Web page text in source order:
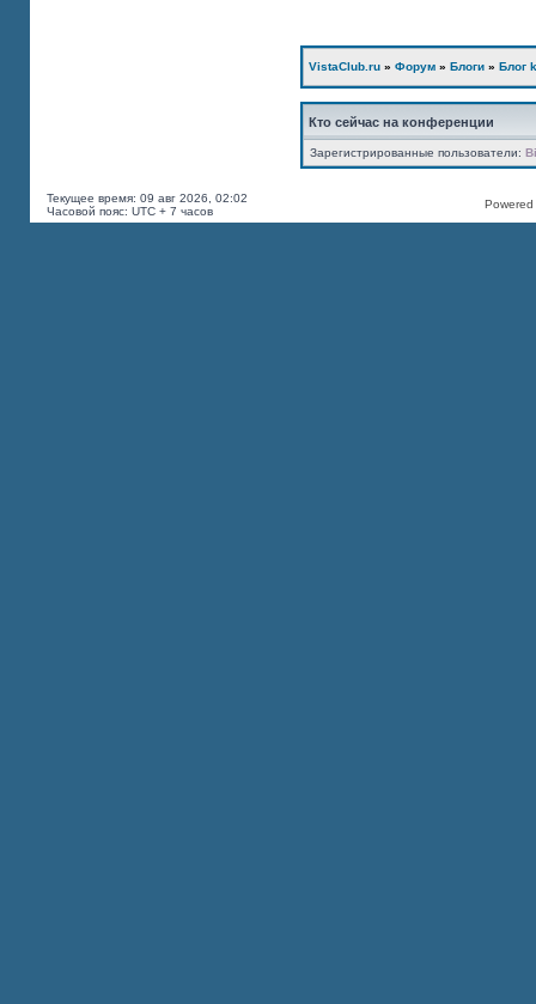
VistaClub.ru » Форум » Блоги » Блог
Кто сейчас на конференции
Зарегистрированные пользователи:
Текущее время: 09 авг 2026, 02:02
Часовой пояс: UTC + 7 часов